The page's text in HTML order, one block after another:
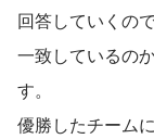
回答していくの
一致しているの
す。
優勝したチーム